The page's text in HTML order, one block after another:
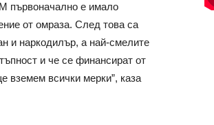
първоначално е имало
от омраза. След това са
и наркодилър, а най-смелите
и че се финансират от
вземем всички мерки”, каза